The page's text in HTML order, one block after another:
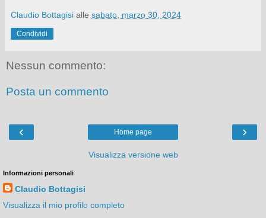
Claudio Bottagisi alle sabato, marzo 30, 2024
Condividi
Nessun commento:
Posta un commento
‹ ›
Home page
Visualizza versione web
Informazioni personali
Claudio Bottagisi
Visualizza il mio profilo completo